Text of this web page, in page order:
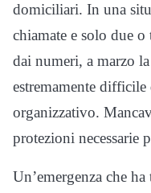
domiciliari. In una
chiamate e solo due
dai numeri, a marzo
estremamente
organizzativo.
protezioni necessarie
Un’emergenza che